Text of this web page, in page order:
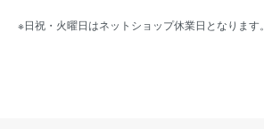
※日祝・火曜日はネットショップ休業日となります。